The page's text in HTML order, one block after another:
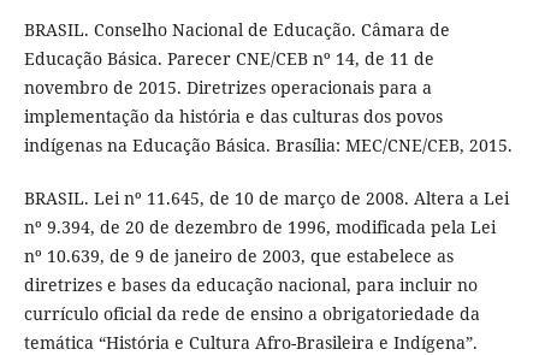
BRASIL. Conselho Nacional de Educação. Câmara de
Educação Básica. Parecer CNE/CEB nº 14, de 11 de
novembro de 2015. Diretrizes operacionais para a
implementação da história e das culturas dos povos
indígenas na Educação Básica. Brasília: MEC/CNE/CEB, 2015.
BRASIL. Lei nº 11.645, de 10 de março de 2008. Altera a Lei
nº 9.394, de 20 de dezembro de 1996, modificada pela Lei
nº 10.639, de 9 de janeiro de 2003, que estabelece as
diretrizes e bases da educação nacional, para incluir no
currículo oficial da rede de ensino a obrigatoriedade da
temática “História e Cultura Afro-Brasileira e Indígena”.